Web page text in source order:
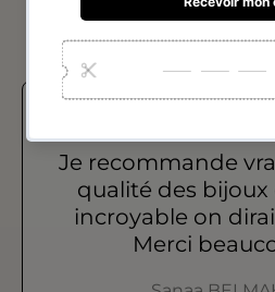
Avis de
Je recommande
qualité des bijoux
incroyable on
Merci